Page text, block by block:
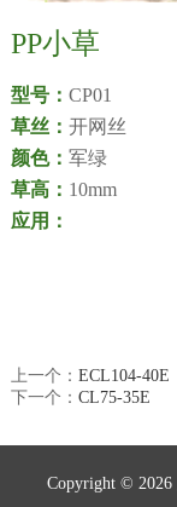
PP小草
型号： CP01
草丝： 开网丝
颜色： 军绿
草高： 10mm
应用：
上一个： ECL104-40E
下一个： CL75-35E
Copyright © 2026